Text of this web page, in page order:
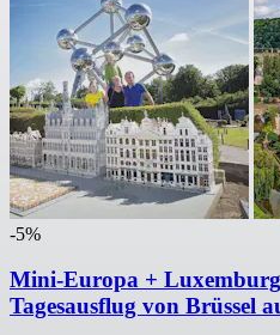
-5%
Mini-Europa +
Tagesausflug von Brüssel